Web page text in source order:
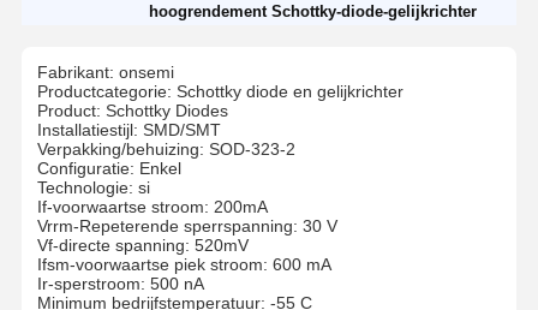
hoogrendement Schottky-diode-gelijkrichter
Fabrikant: onsemi
Productcategorie: Schottky diode en gelijkrichter
Product: Schottky Diodes
Installatiestijl: SMD/SMT
Verpakking/behuizing: SOD-323-2
Configuratie: Enkel
Technologie: si
If-voorwaartse stroom: 200mA
Vrrm-Repeterende sperrspanning: 30 V
Vf-directe spanning: 520mV
Ifsm-voorwaartse piek stroom: 600 mA
Ir-sperstroom: 500 nA
Minimum bedrijfstemperatuur: -55 C